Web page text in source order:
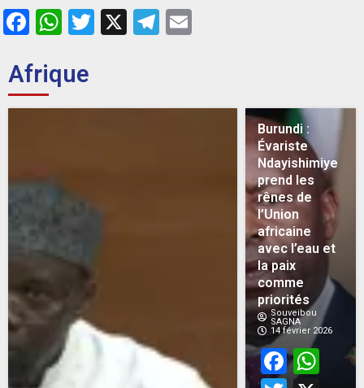
Facebook
WhatsApp
Twitter
X Telegram
Afrique
Burundi :
Évariste
Ndayishimiye
prend les
rênes de
l’Union
africaine
avec l’eau et
la paix
comme
priorités
Souveibou
SAGNA
14 février 2026